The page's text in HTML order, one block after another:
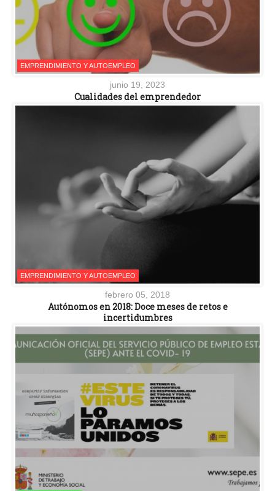
EMPRENDIMIENTO Y AUTOEMPLEO
junio 19, 2023
Cualidades del emprendedor
EMPRENDIMIENTO Y AUTOEMPLEO
febrero 05, 2018
Autónomos en 2018: Doce meses de retos e
incertidumbres